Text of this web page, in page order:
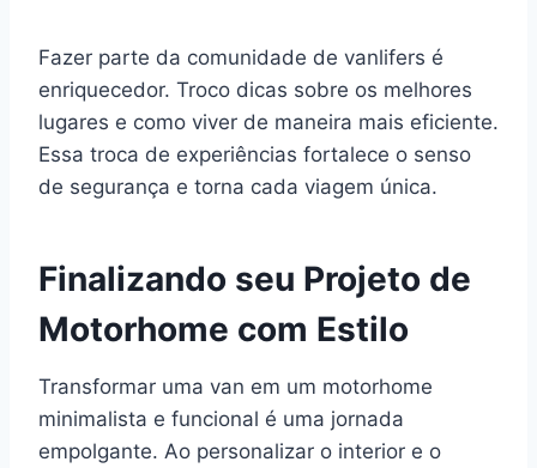
Fazer parte da comunidade de vanlifers é
enriquecedor. Troco dicas sobre os melhores
lugares e como viver de maneira mais eficiente.
Essa troca de experiências fortalece o senso
de segurança e torna cada viagem única.
Finalizando seu Projeto de
Motorhome com Estilo
Transformar uma van em um motorhome
minimalista e funcional é uma jornada
empolgante. Ao personalizar o interior e o